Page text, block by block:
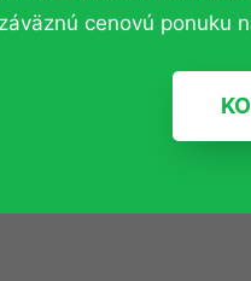
cenovú ponuku